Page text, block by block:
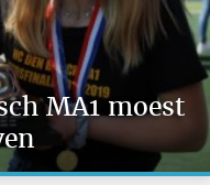
MA1 moest